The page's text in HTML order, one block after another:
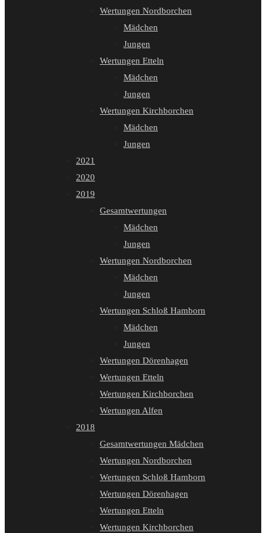
Wertungen Nordborchen
Mädchen
Jungen
Wertungen Etteln
Mädchen
Jungen
Wertungen Kirchborchen
Mädchen
Jungen
2021
2020
2019
Gesamtwertungen
Mädchen
Jungen
Wertungen Nordborchen
Mädchen
Jungen
Wertungen Schloß Hamborn
Mädchen
Jungen
Wertungen Dörenhagen
Wertungen Etteln
Wertungen Kirchborchen
Wertungen Alfen
2018
Gesamtwertungen Mädchen
Wertungen Nordborchen
Wertungen Schloß Hamborn
Wertungen Dörenhagen
Wertungen Etteln
Wertungen Kirchborchen